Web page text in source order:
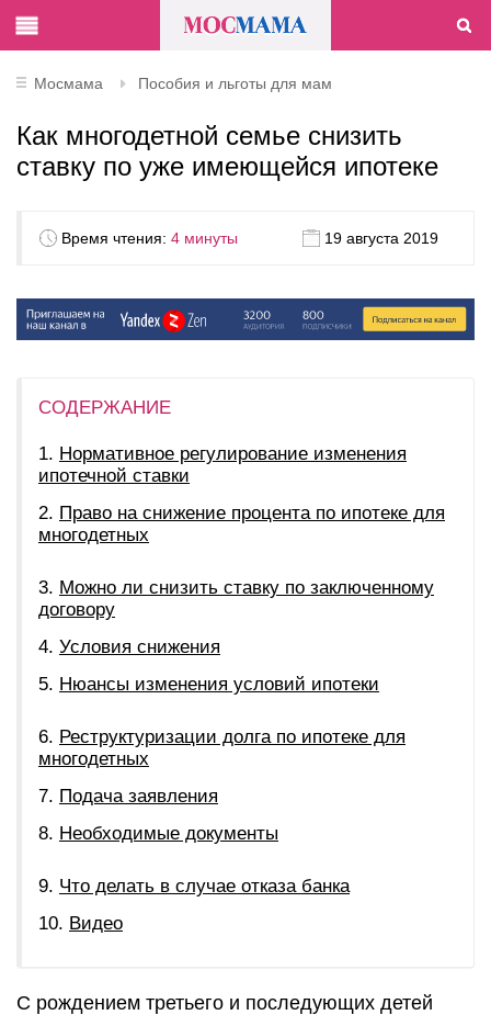
Мосмама Пособия и льготы для мам
Как многодетной семье снизить
ставку по уже имеющейся ипотеке
Время чтения: 4 минуты 19 августа 2019
СОДЕРЖАНИЕ
Нормативное регулирование изменения
ипотечной ставки
Право на снижение процента по ипотеке для
многодетных
Можно ли снизить ставку по заключенному
договору
Условия снижения
Нюансы изменения условий ипотеки
Реструктуризации долга по ипотеке для
многодетных
Подача заявления
Необходимые документы
Что делать в случае отказа банка
Видео
С рождением третьего и последующих детей